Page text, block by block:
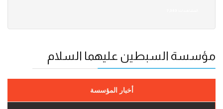
مؤسسة السبطين عليهما السلام
أخبار المؤسسة